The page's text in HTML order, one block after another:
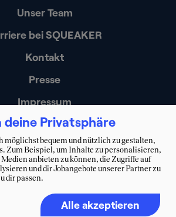
Unser Team
bei SQUEAKER
Kontakt
Presse
Impressum
Datenschutz
zur Barrierefreiheit
Privatsphäre
möglichst bequem und nützlich zu gestalten,
Zum Beispiel, um Inhalte zu personalisieren,
anbieten zu können, die Zugriffe auf
und dir Jobangebote unserer Partner zu
dir passen.
Alle akzeptieren